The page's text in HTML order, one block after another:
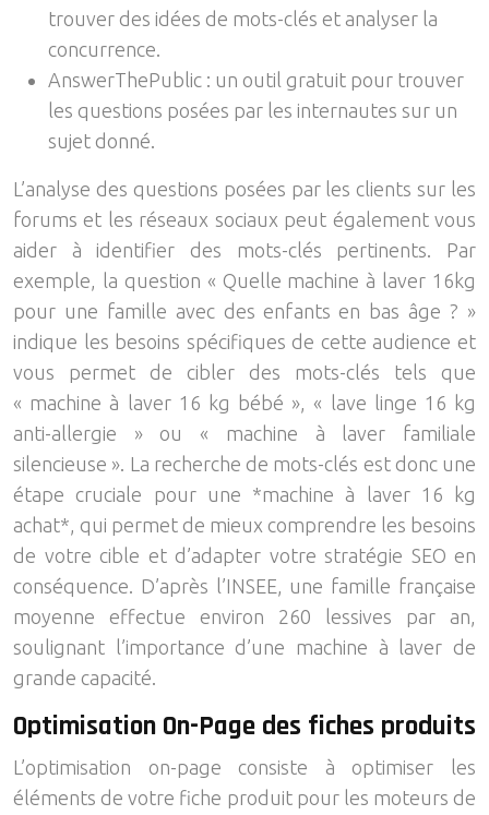
trouver des idées de mots-clés et analyser la
concurrence.
AnswerThePublic : un outil gratuit pour trouver
les questions posées par les internautes sur un
sujet donné.
L’analyse des questions posées par les clients sur les
forums et les réseaux sociaux peut également vous
aider à identifier des mots-clés pertinents. Par
exemple, la question « Quelle machine à laver 16kg
pour une famille avec des enfants en bas âge ? »
indique les besoins spécifiques de cette audience et
vous permet de cibler des mots-clés tels que
« machine à laver 16 kg bébé », « lave linge 16 kg
anti-allergie » ou « machine à laver familiale
silencieuse ». La recherche de mots-clés est donc une
étape cruciale pour une *machine à laver 16 kg
achat*, qui permet de mieux comprendre les besoins
de votre cible et d’adapter votre stratégie SEO en
conséquence. D’après l’INSEE, une famille française
moyenne effectue environ 260 lessives par an,
soulignant l’importance d’une machine à laver de
grande capacité.
Optimisation On-Page des fiches produits
L’optimisation on-page consiste à optimiser les
éléments de votre fiche produit pour les moteurs de